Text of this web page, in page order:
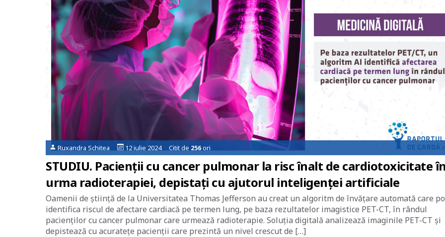
Ruxandra Schitea 12 iulie 2024 Citit de 256ori
STUDIU. Pacienții cu cancer pulmonar la risc înalt de cardiotoxicitate
urma radioterapiei, depistați cu ajutorul inteligenței artificiale
Oamenii de știință de la Universitatea Thomas Jefferson au creat un algoritm de învățare automată care
identifica riscul de afectare cardiacă pe termen lung, pe baza rezultatelor imagistice PET-CT, în rândul
pacienților cu cancer pulmonar care urmează radioterapie. Soluția digitală analizează imaginile PET-CT și
depistează cu acuratețe pacienții care prezintă un nivel crescut de […]